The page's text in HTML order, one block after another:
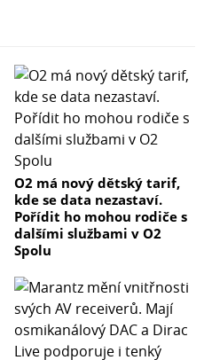
O2 má nový dětský tarif,
kde se data nezastaví.
Pořídit ho mohou rodiče s
dalšími službami v O2
Spolu